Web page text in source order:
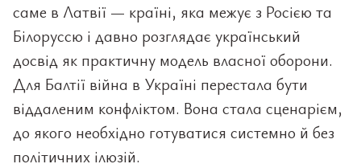
саме в Латвії — країні, яка межує з Росією та
Білоруссю і давно розглядає український
досвід як практичну модель власної оборони.
Для Балтії війна в Україні перестала бути
віддаленим конфліктом. Вона стала сценарієм,
до якого необхідно готуватися системно й без
політичних ілюзій.